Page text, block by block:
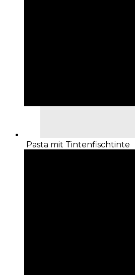
Pasta mit Tintenfischtinte